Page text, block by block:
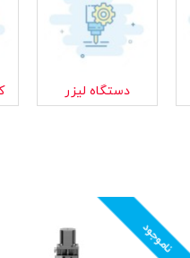
دستگاه لیزر
ناموجود